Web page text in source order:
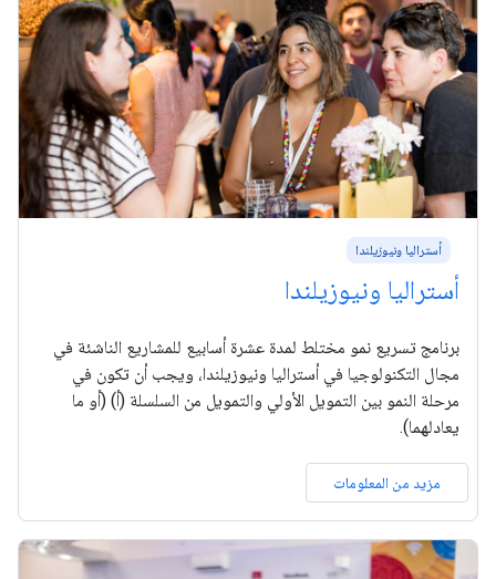
أستراليا ونيوزيلندا‬
أستراليا ونيوزيلندا‬
برنامج تسريع نمو مختلط لمدة عشرة أسابيع للمشاريع الناشئة في
مجال التكنولوجيا في أستراليا ونيوزيلندا، ويجب أن تكون في
مرحلة النمو بين التمويل الأولي والتمويل من السلسلة (أ) (أو ما
يعادلهما).
مزيد من المعلومات